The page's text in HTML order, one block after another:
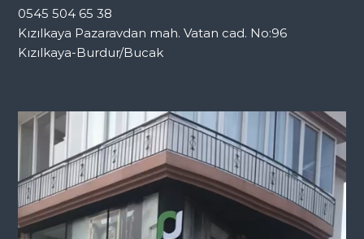
0545 504 65 38
Kızılkaya Pazaravdan mah. Vatan cad. No:96
Kızılkaya-Burdur/Bucak
i
o
o
y